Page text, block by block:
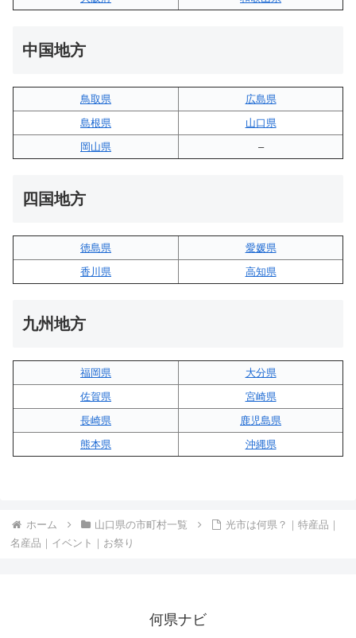
中国地方
鳥取県
広島県
島根県
山口県
岡山県
–
四国地方
徳島県
愛媛県
香川県
高知県
九州地方
福岡県
大分県
佐賀県
宮崎県
長崎県
鹿児島県
熊本県
沖縄県
ホーム 山口県の市町村一覧
光市は何県？｜特産品｜
名産品｜イベント｜お祭り
何県ナビ